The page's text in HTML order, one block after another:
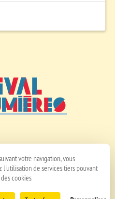
votre navigation, vous
l'utilisation de services tiers pouvant
cookies